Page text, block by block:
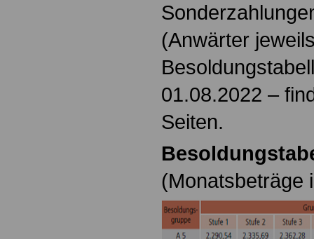
(Anwärter
01.08.2022 –
Seiten.
(Monatsbeträge